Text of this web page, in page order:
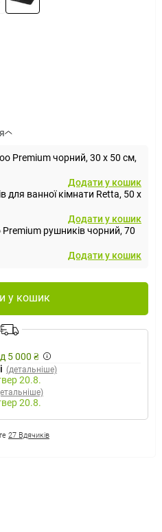
Premium чорний, 30 x 50 см,
Додати у кошик
для ванної кімнати Retta, 50 x
Додати у кошик
рушників чорний, 70
Додати у кошик
у кошик
5 000 ₴
(детальніше)
20.8.
20.8.
27 Вдячиків